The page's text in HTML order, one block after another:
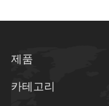
제품
카테고리